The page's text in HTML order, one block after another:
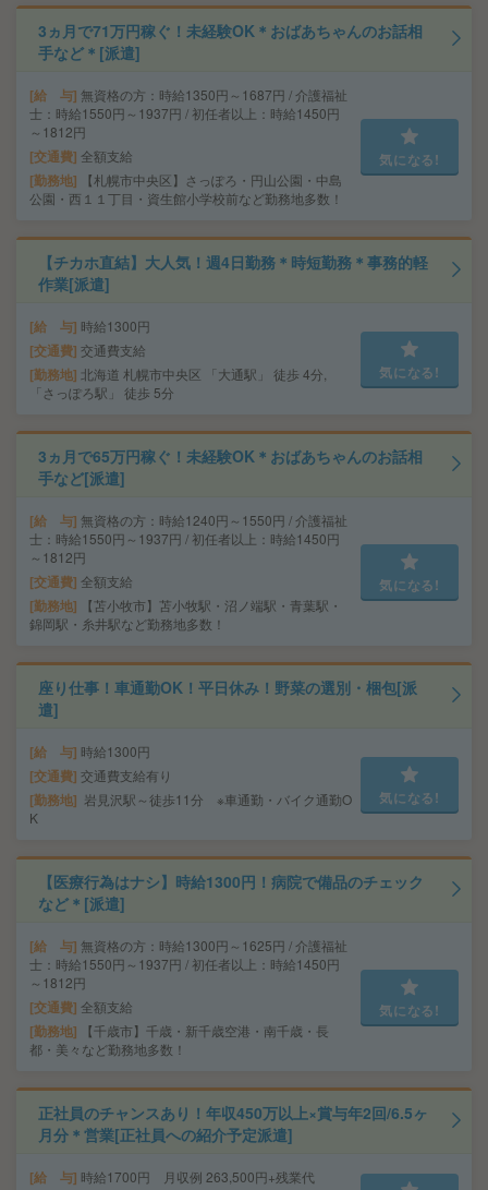
3ヵ月で71万円稼ぐ！未経験OK＊おばあちゃんのお話相
手など＊[派遣]
給 与 無資格の方：時給1350円～1687円 / 介護福祉
士：時給1550円～1937円 / 初任者以上：時給1450円
～1812円
交通費 全額支給
勤務地
【札幌市中央区】さっぽろ・円山公園・中島
公園・西１１丁目・資生館小学校前など勤務地多数！
気になる!
【チカホ直結】大人気！週4日勤務＊時短勤務＊事務的軽
作業[派遣]
給 与 時給1300円
交通費 交通費支給
勤務地 北海道 札幌市中央区 「大通駅」 徒歩 4分,
「さっぽろ駅」 徒歩 5分
気になる!
3ヵ月で65万円稼ぐ！未経験OK＊おばあちゃんのお話相
手など[派遣]
給 与 無資格の方：時給1240円～1550円 / 介護福祉
士：時給1550円～1937円 / 初任者以上：時給1450円
～1812円
交通費 全額支給
勤務地
【苫小牧市】苫小牧駅・沼ノ端駅・青葉駅・
錦岡駅・糸井駅など勤務地多数！
気になる!
座り仕事！車通勤OK！平日休み！野菜の選別・梱包[派
遣]
給 与 時給1300円
交通費 交通費支給有り
勤務地
岩見沢駅～徒歩11分 ※車通勤・バイク通勤O
K
気になる!
【医療行為はナシ】時給1300円！病院で備品のチェック
など＊[派遣]
給 与 無資格の方：時給1300円～1625円 / 介護福祉
士：時給1550円～1937円 / 初任者以上：時給1450円
～1812円
交通費 全額支給
勤務地
【千歳市】千歳・新千歳空港・南千歳・長
都・美々など勤務地多数！
気になる!
正社員のチャンスあり！年収450万以上×賞与年2回/6.5ヶ
月分＊営業[正社員への紹介予定派遣]
給 与 時給1700円 月収例 263,500円+残業代